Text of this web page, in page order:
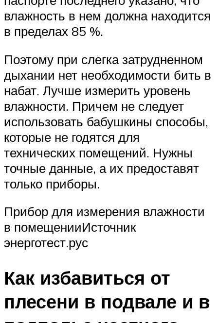
влажность в нем должна находится
в пределах 85 %.
Поэтому при слегка затрудненном
дыхании нет необходимости бить в
набат. Лучше измерить уровень
влажности. Причем не следует
использовать бабушкины способы,
которые не годятся для
технических помещений. Нужны
точные данные, а их предоставят
только приборы.
Прибор для измерения влажности
в помещенииИсточник
энерготест.рус
Как избавиться от
плесени в подвале и в